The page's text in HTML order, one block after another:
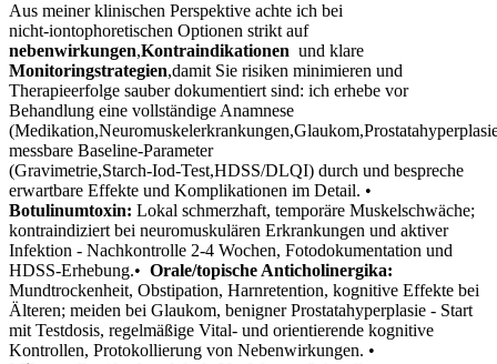
Aus meiner klinischen Perspektive‌ achte ich​ bei
nicht‑iontophoretischen Optionen strikt auf
nebenwirkungen,Kontraindikationen ‌ und klare
Monitoringstrategien,damit Sie risiken minimieren und
Therapieerfolge ​sauber dokumentiert​ sind: ich​ erhebe vor
Behandlung⁣ eine vollständige Anamnese
messbare Baseline‑Parameter
‌(Gravimetrie,Starch‑Iod‑Test,HDSS/DLQI) durch und bespreche
⁣erwartbare Effekte und Komplikationen im ‍Detail. • ‍
Botulinumtoxin: Lokal⁤ schmerzhaft, temporäre Muskelschwäche;
kontraindiziert bei neuromuskulären Erkrankungen und aktiver
‌Infektion -⁤ Nachkontrolle 2-4 Wochen, Fotodokumentation und
HDSS‑Erhebung.• ⁢ Orale/topische Anticholinergika:
Mundtrockenheit, Obstipation, Harnretention, kognitive Effekte bei
Älteren; meiden bei Glaukom, benigner ⁣Prostatahyperplasie -‌ Start
mit Testdosis, regelmäßige Vital‑ und orientierende kognitive
Kontrollen, Protokollierung von‌ Nebenwirkungen. •